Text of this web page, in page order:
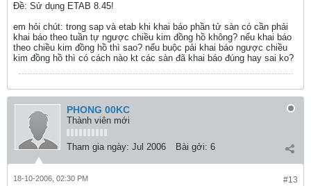
Ðề: Sử dụng ETAB 8.45!
em hỏi chút: trong sap và etab khi khai báo phần tử sàn có cần phải
khai báo theo tuần tự ngược chiều kim đồng hồ không? nếu khai báo
theo chiều kim đồng hồ thì sao? nếu buộc pải khai báo ngược chiều
kim đồng hồ thì có cách nào kt các sàn đã khai báo đúng hay sai ko?
PHONG 00KC
Thành viên mới
Tham gia ngày: Jul 2006 Bài gởi: 6
#13
18-10-2006, 02:30 PM